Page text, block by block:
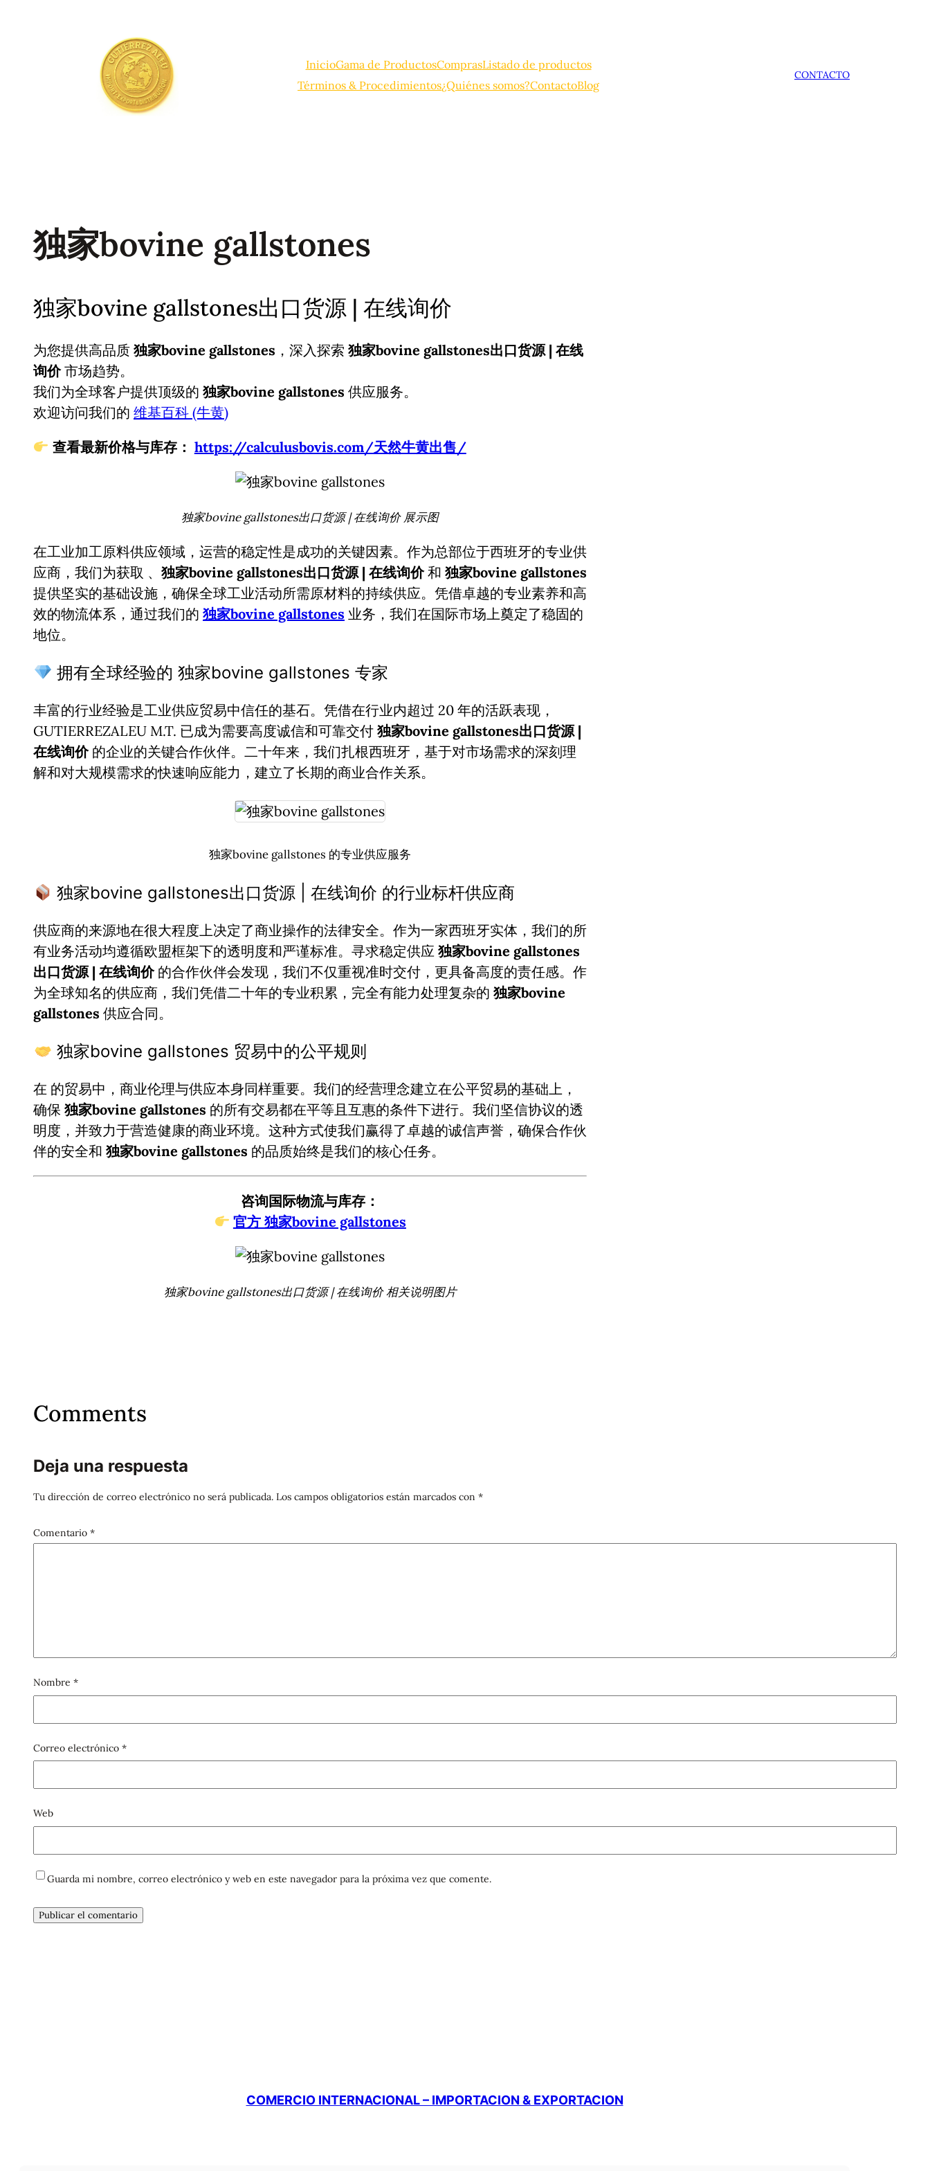
InicioGama de ProductosComprasListado de productos
Términos & Procedimientos¿Quiénes somos?ContactoBlog
CONTACTO
独家bovine gallstones
独家bovine gallstones出口货源 | 在线询价
为您提供高品质 独家bovine gallstones ，深入探索 独家bovine gallstones出口货源 | 在线
询价市场趋势。
我们为全球客户提供顶级的 独家bovine gallstones 供应服务。
欢迎访问我们的 维基百科 (牛黄)
查看最新价格与库存： https://calculusbovis.com/天然牛黄出售/
独家bovine gallstones出口货源 | 在线询价 展示图
在工业加工原料供应领域，运营的稳定性是成功的关键因素。作为总部位于西班牙的专业供
应商，我们为获取 、 独家bovine gallstones出口货源 | 在线询价和 独家bovine gallstones
提供坚实的基础设施，确保全球工业活动所需原材料的持续供应。凭借卓越的专业素养和高
效的物流体系，通过我们的 独家bovine gallstones 业务，我们在国际市场上奠定了稳固的
地位。
拥有全球经验的 独家bovine gallstones 专家
丰富的行业经验是工业供应贸易中信任的基石。凭借在行业内超过 20 年的活跃表现，
GUTIERREZALEU M.T. 已成为需要高度诚信和可靠交付 独家bovine gallstones出口货源 |
在线询价的企业的关键合作伙伴。二十年来，我们扎根西班牙，基于对市场需求的深刻理
解和对大规模需求的快速响应能力，建立了长期的商业合作关系。
独家bovine gallstones 的专业供应服务
独家bovine gallstones出口货源 | 在线询价 的行业标杆供应商
供应商的来源地在很大程度上决定了商业操作的法律安全。作为一家西班牙实体，我们的所
有业务活动均遵循欧盟框架下的透明度和严谨标准。寻求稳定供应 独家bovine gallstones
出口货源 | 在线询价的合作伙伴会发现，我们不仅重视准时交付，更具备高度的责任感。作
为全球知名的供应商，我们凭借二十年的专业积累，完全有能力处理复杂的 独家bovine
gallstones 供应合同。
独家bovine gallstones 贸易中的公平规则
在 的贸易中，商业伦理与供应本身同样重要。我们的经营理念建立在公平贸易的基础上，
确保 独家bovine gallstones 的所有交易都在平等且互惠的条件下进行。我们坚信协议的透
明度，并致力于营造健康的商业环境。这种方式使我们赢得了卓越的诚信声誉，确保合作伙
伴的安全和 独家bovine gallstones 的品质始终是我们的核心任务。
咨询国际物流与库存：
官方 独家bovine gallstones
独家bovine gallstones出口货源 | 在线询价 相关说明图片
Comments
Deja una respuesta
Tu dirección de correo electrónico no será publicada. Los campos obligatorios están marcados con *
Comentario *
Nombre *
Correo electrónico *
Web
Guarda mi nombre, correo electrónico y web en este navegador para la próxima vez que comente.
COMERCIO INTERNACIONAL – IMPORTACION & EXPORTACION